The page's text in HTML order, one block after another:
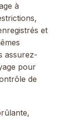
à
et
assurez-
pour
de